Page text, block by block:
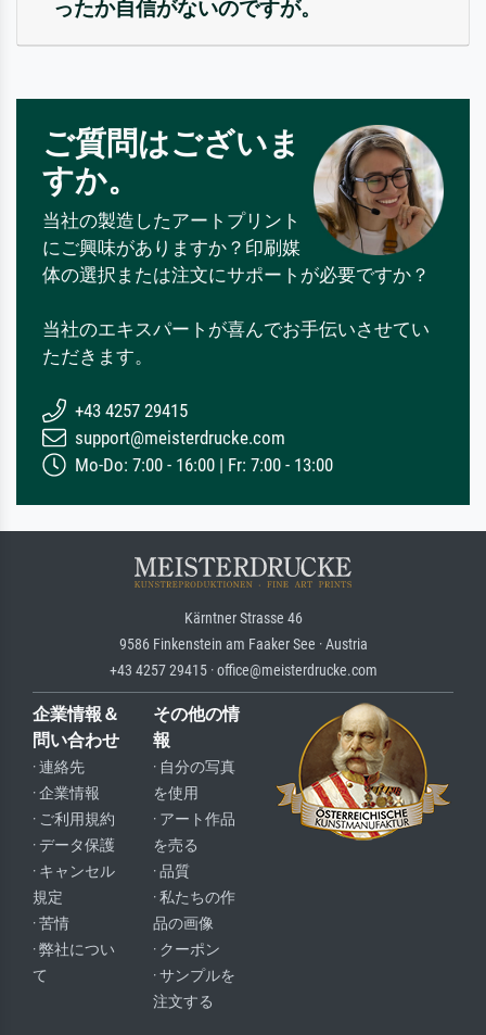
ったか自信がないのですが。
ご質問はございま
すか。
当社の製造したアートプリント
にご興味がありますか？印刷媒
体の選択または注文にサポートが必要ですか？
当社のエキスパートが喜んでお手伝いさせてい
ただきます。
+43 4257 29415
support@meisterdrucke.com
Mo-Do: 7:00 - 16:00 | Fr: 7:00 - 13:00
Kärntner Strasse 46
9586 Finkenstein am Faaker See · Austria
+43 4257 29415 · office@meisterdrucke.com
企業情報＆
問い合わせ
· 連絡先
· 企業情報
· ご利用規約
· データ保護
· キャンセル
規定
· 苦情
· 弊社につい
て
その他の情
報
· 自分の写真
を使用
· アート作品
を売る
· 品質
· 私たちの作
品の画像
· クーポン
· サンプルを
注文する